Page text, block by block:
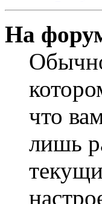
На
что
лишь